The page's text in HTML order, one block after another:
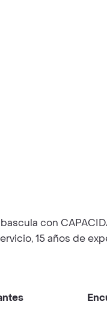
con
15 años de